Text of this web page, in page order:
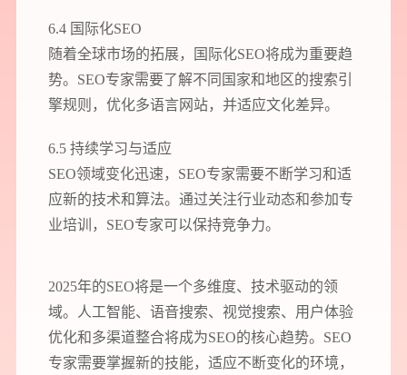
6.4 国际化SEO
随着全球市场的拓展，国际化SEO将成为重要趋
势。SEO专家需要了解不同国家和地区的搜索引
擎规则，优化多语言网站，并适应文化差异。
6.5 持续学习与适应
SEO领域变化迅速，SEO专家需要不断学习和适
应新的技术和算法。通过关注行业动态和参加专
业培训，SEO专家可以保持竞争力。
2025年的SEO将是一个多维度、技术驱动的领
域。人工智能、语音搜索、视觉搜索、用户体验
优化和多渠道整合将成为SEO的核心趋势。SEO
专家需要掌握新的技能，适应不断变化的环境，